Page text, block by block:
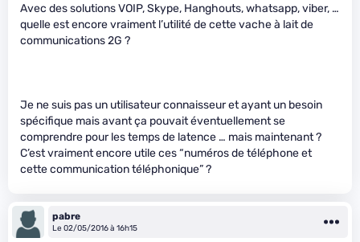
Avec des solutions VOIP, Skype, Hanghouts, whatsapp, viber, …
quelle est encore vraiment l’utilité de cette vache à lait de
communications 2G ?
Je ne suis pas un utilisateur connaisseur et ayant un besoin
spécifique mais avant ça pouvait éventuellement se
comprendre pour les temps de latence … mais maintenant ?
C’est vraiment encore utile ces “numéros de téléphone et
cette communication téléphonique” ?
pabre
Le 02/05/2016 à 16h15